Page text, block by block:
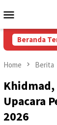
to
Menu
Beranda
Jember
Home Berita
Khidmad,
Upacara
2026